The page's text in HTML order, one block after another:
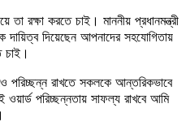
রক্ষা করতে চাই। মাননীয় প্রধানমন্ত্রী
দিয়েছেন আপনাদের সহযোগিতায়
চাই।
পরিচ্ছন্ন রাখতে সকলকে আন্তরিকভাবে
পরিচ্ছন্নতায় সাফল্য রাখবে আমি